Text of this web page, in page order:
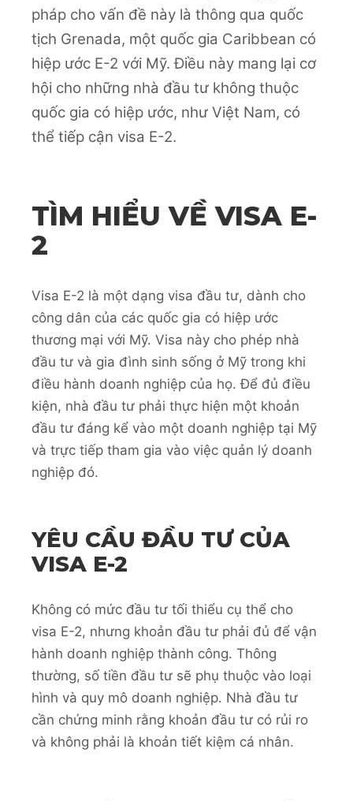
pháp cho vấn đề này là thông qua quốc
tịch Grenada, một quốc gia Caribbean có
hiệp ước E-2 với Mỹ. Điều này mang lại cơ
hội cho những nhà đầu tư không thuộc
quốc gia có hiệp ước, như Việt Nam, có
thể tiếp cận visa E-2.
TÌM HIỂU VỀ VISA E-
2
Visa E-2 là một dạng visa đầu tư, dành cho
công dân của các quốc gia có hiệp ước
thương mại với Mỹ. Visa này cho phép nhà
đầu tư và gia đình sinh sống ở Mỹ trong khi
điều hành doanh nghiệp của họ. Để đủ điều
kiện, nhà đầu tư phải thực hiện một khoản
đầu tư đáng kể vào một doanh nghiệp tại Mỹ
và trực tiếp tham gia vào việc quản lý doanh
nghiệp đó.
YÊU CẦU ĐẦU TƯ CỦA
VISA E-2
Không có mức đầu tư tối thiểu cụ thể cho
visa E-2, nhưng khoản đầu tư phải đủ để vận
hành doanh nghiệp thành công. Thông
thường, số tiền đầu tư sẽ phụ thuộc vào loại
hình và quy mô doanh nghiệp. Nhà đầu tư
cần chứng minh rằng khoản đầu tư có rủi ro
và không phải là khoản tiết kiệm cá nhân.